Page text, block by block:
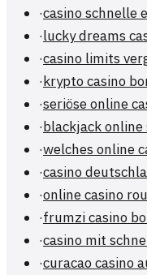
·casino schnelle
·lucky dreams
·casino limits
·krypto casino
·seriöse online
·blackjack online
·welches online
·casino
·online casino
·frumzi casino
·casino mit
·curacao casino